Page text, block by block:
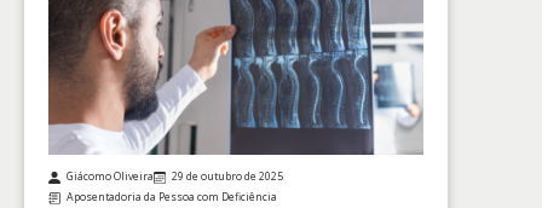
Giácomo Oliveira
29 de outubro de 2025
Aposentadoria da Pessoa com Deficiência